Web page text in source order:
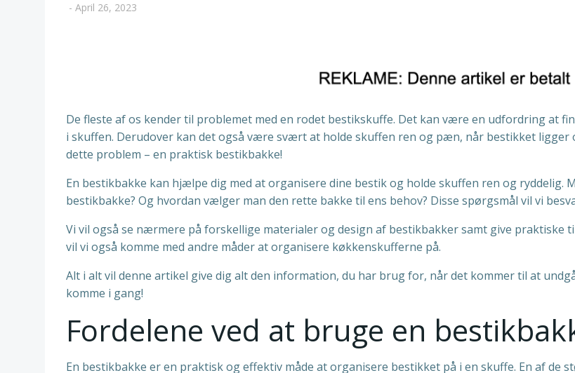
- April 26, 2023
De fleste af os kender til problemet med en rodet bestikskuffe. Det kan være en udfordring at
i skuffen. Derudover kan det også være svært at holde skuffen ren og pæn, når bestikket
dette problem – en praktisk bestikbakke!
En bestikbakke kan hjælpe dig med at organisere dine bestik og holde skuffen ren og ryddelig.
bestikbakke? Og hvordan vælger man den rette bakke til ens behov? Disse spørgsmål vil vi
Vi vil også se nærmere på forskellige materialer og design af bestikbakker samt give praktiske
vil vi også komme med andre måder at organisere køkkenskufferne på.
Alt i alt vil denne artikel give dig alt den information, du har brug for, når det kommer til at
komme i gang!
Fordelene ved at bruge en
En bestikbakke er en praktisk og effektiv måde at organisere bestikket på i en skuffe. En af de